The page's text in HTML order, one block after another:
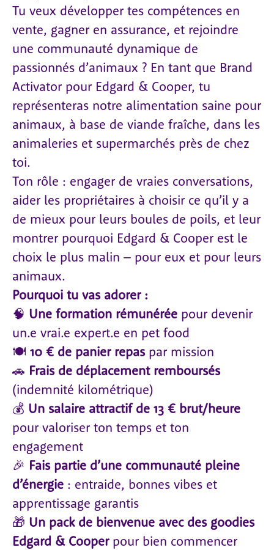
Tu veux développer tes compétences en
vente, gagner en assurance, et rejoindre
une communauté dynamique de
passionnés d’animaux ? En tant que Brand
Activator pour Edgard & Cooper, tu
représenteras notre alimentation saine pour
animaux, à base de viande fraîche, dans les
animaleries et supermarchés près de chez
toi.
Ton rôle : engager de vraies conversations,
aider les propriétaires à choisir ce qu’il y a
de mieux pour leurs boules de poils, et leur
montrer pourquoi Edgard & Cooper est le
choix le plus malin – pour eux et pour leurs
animaux.
Pourquoi tu vas adorer :
🧠 Une formation rémunérée pour devenir
un.e vrai.e expert.e en pet food
🍽️ 10 € de panier repaspar mission
🚗 Frais de déplacement remboursés
(indemnité kilométrique)
💰 Un salaire attractif de 13 € brut/heure
pour valoriser ton temps et ton
engagement
🎉 Fais partie d’une communauté pleine
d’énergie : entraide, bonnes vibes et
apprentissage garantis
🎁 Un pack de bienvenue avec des goodies
Edgard & Cooperpour bien commencer